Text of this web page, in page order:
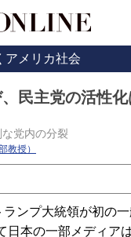
アメリカ社会
民主党の活性
党内の分裂
教授）
ンプ大統領が初の
日本の一部メディア